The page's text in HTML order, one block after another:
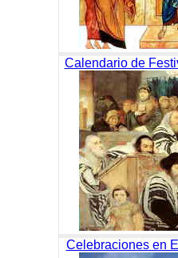
Calendario de
Celebraciones en